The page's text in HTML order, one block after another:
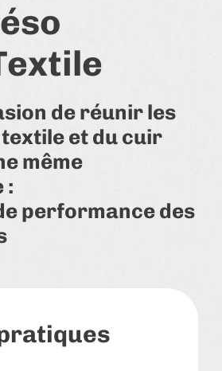
de réunir les
et du cuir
même
:
performance des